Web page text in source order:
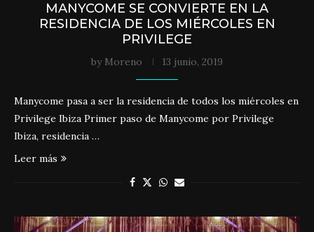
MANYCOME SE CONVIERTE EN LA
RESIDENCIA DE LOS MIÉRCOLES EN
PRIVILEGE
by Moreno 13 junio, 2019
Manycome pasa a ser la residencia de todos los miércoles en
Privilege Ibiza Primer paso de Manycome por Privilege
Ibiza, residencia …
Leer más